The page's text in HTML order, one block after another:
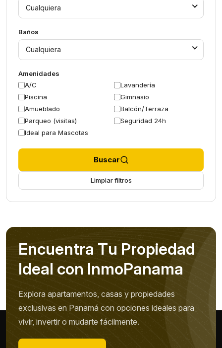
Cualquiera
Baños
Cualquiera
Amenidades
A/C
Lavandería
Piscina
Gimnasio
Amueblado
Balcón/Terraza
Parqueo (visitas)
Seguridad 24h
Ideal para Mascotas
Buscar
Limpiar filtros
Encuentra Tu Propiedad
Ideal con InmoPanama
Explora apartamentos, casas y propiedades
exclusivas en Panamá con opciones ideales para
vivir, invertir o mudarte fácilmente.